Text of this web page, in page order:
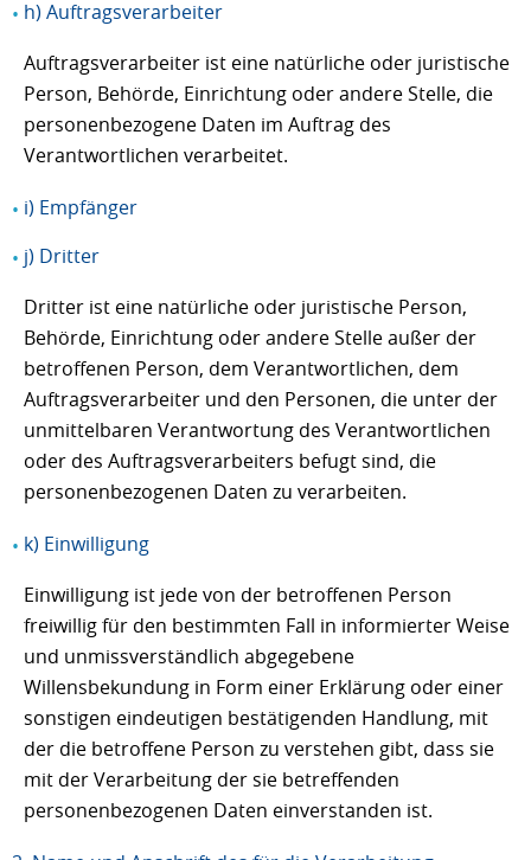
h) Auftragsverarbeiter
Auftragsverarbeiter ist eine natürliche oder juristische
Person, Behörde, Einrichtung oder andere Stelle, die
personenbezogene Daten im Auftrag des
Verantwortlichen verarbeitet.
i) Empfänger
j) Dritter
Dritter ist eine natürliche oder juristische Person,
Behörde, Einrichtung oder andere Stelle außer der
betroffenen Person, dem Verantwortlichen, dem
Auftragsverarbeiter und den Personen, die unter der
unmittelbaren Verantwortung des Verantwortlichen
oder des Auftragsverarbeiters befugt sind, die
personenbezogenen Daten zu verarbeiten.
k) Einwilligung
Einwilligung ist jede von der betroffenen Person
freiwillig für den bestimmten Fall in informierter Weise
und unmissverständlich abgegebene
Willensbekundung in Form einer Erklärung oder einer
sonstigen eindeutigen bestätigenden Handlung, mit
der die betroffene Person zu verstehen gibt, dass sie
mit der Verarbeitung der sie betreffenden
personenbezogenen Daten einverstanden ist.